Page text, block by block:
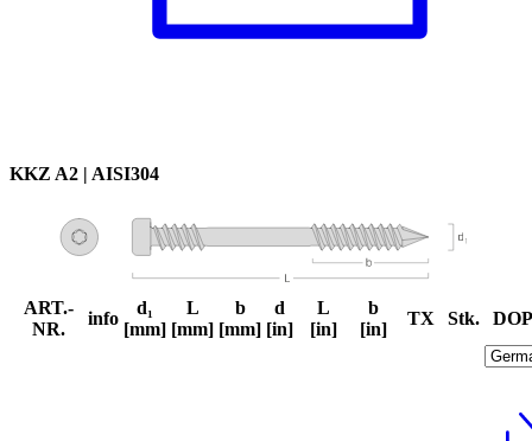
KKZ A2 | AISI304
ART.-
NR.
info
d₁
[mm]
L
[mm]
b
[mm]
d
[in]
L
[in]
b
[in]
TX Stk.